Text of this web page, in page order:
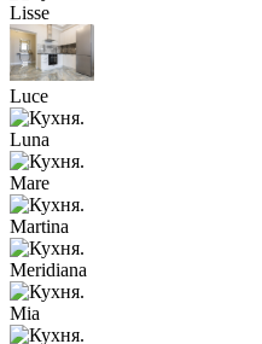
Lisse
Luce
Luna
Mare
Martina
Meridiana
Mia